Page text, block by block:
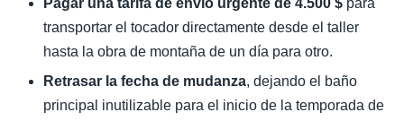
Pagar una tarifa de envío urgente de 4.500 $ para
transportar el tocador directamente desde el taller
hasta la obra de montaña de un día para otro.
Retrasar la fecha de mudanza, dejando el baño
principal inutilizable para el inicio de la temporada de